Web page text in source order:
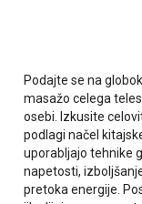
Podajte se na
masažo celega
osebi. Izkusite
podlagi načel
uporabljajo tehnike
napetosti,
pretoka energije.